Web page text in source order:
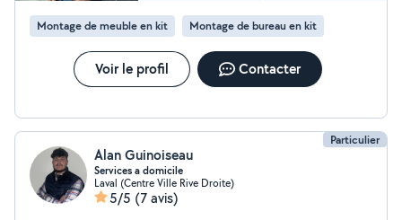
Montage de meuble en kit Montage de bureau en kit
Voir le profil Contacter
Particulier
Alan Guinoiseau
Services a domicile
Laval (Centre Ville Rive Droite)
5/5 (7 avis)